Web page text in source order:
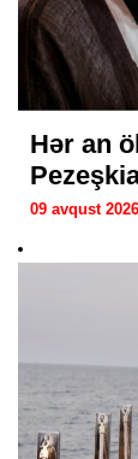
Hər an
09 avqust